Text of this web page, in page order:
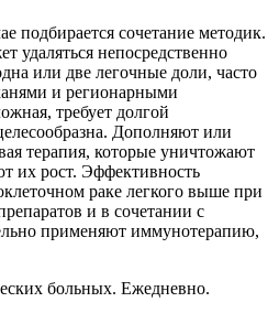
подбирается сочетание методик.
удаляться непосредственно
или две легочные доли, часто
и регионарными
требует долгой
Дополняют или
терапия, которые уничтожают
их рост. Эффективность
раке легкого выше при
и в сочетании с
применяют иммунотерапию,
больных. Ежедневно.